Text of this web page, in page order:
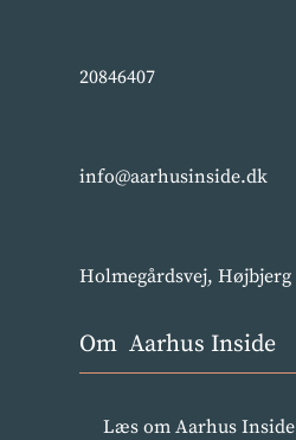
20846407
info@aarhusinside.dk
Holmegårdsvej, Højbjerg
Om Aarhus Inside
Læs om Aarhus Inside